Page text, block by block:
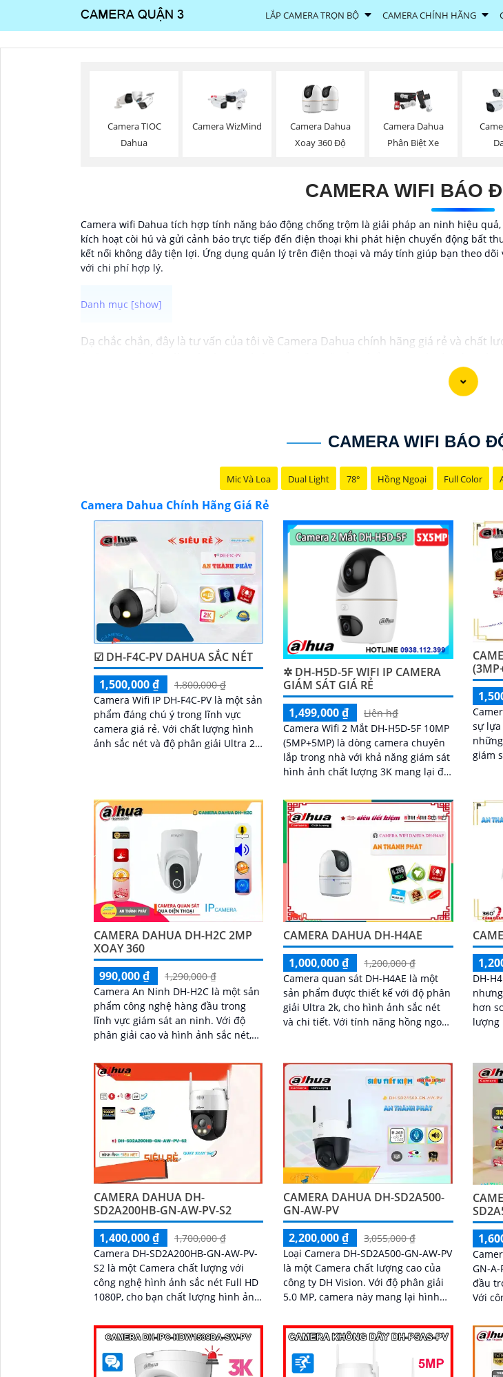
LẮP CAMERA TRỌN BỘ CAMERA CHÍNH HÃNG
Camera TIOC
Dahua
Camera WizMind
Camera Dahua
Xoay 360 Độ
Camera Dahua
Phân Biệt Xe
CAMERA WIFI BÁO
Camera wifi Dahua tích hợp tính năng báo động chống trộm là giải pháp an ninh hiệu
kích hoạt còi hú và gửi cảnh báo trực tiếp đến điện thoại khi phát hiện chuyển động bất
kết nối không dây tiện lợi. Ứng dụng quản lý trên điện thoại và máy tính giúp bạn theo
với chi phí hợp lý.
Dạ chắc chắn, đây là tư vấn của tôi về Camera Dahua chính hãng giá rẻ và chất
nên mua từ các cửa hàng uy tín hoặc các đại lý chính thức của Dahua.☄️3:
Mức
Chất lượng của Camera
Hy vọng rằng những thông tin trên sẽ giúp bạn chọn lựa được Camera Dahua
CAMERA WIFI BÁO
Mic Và Loa Dual Light 78° Hồng Ngoại Full Color
Camera Dahua Chính Hãng Giá Rẻ
☑ DH-F4C-PV DAHUA SẮC NÉT
1,500,000 ₫
1,800,000 ₫
Camera Wifi IP DH-F4C-PV là một sản
phẩm đáng chú ý trong lĩnh vực
camera giá rẻ. Với chất lượng hình
ảnh sắc nét và độ phân giải Ultra 2k,
✲ DH-H5D-5F WIFI IP CAMERA
GIÁM SÁT GIÁ RẺ
1,499,000 ₫
Liên h₫
Camera Wifi 2 Mắt DH-H5D-5F 10MP
(5MP+5MP) là dòng camera chuyên
lắp trong nhà với khả năng giám sát
hình ảnh chất lượng 3K mang lại độ
màu sắc chân thực. Camera wifi DH-
H5D-5F còn giúp đảm bảo an ninh
hiệu quả với tính năng phát hiện
người và thú cưng với độ chính xác
sự
giám
2MP
nét,
hợp
khả
vật
CAMERA DAHUA DH-H2C 2MP
XOAY 360
990,000 ₫
1,290,000 ₫
Camera An Ninh DH-H2C là một sản
phẩm công nghệ hàng đầu trong
lĩnh vực giám sát an ninh. Với độ
phân giải cao và hình ảnh sắc nét,
góc độ và ghi lại mọi diễn biến trong
khu vực được bảo vệ
CAMERA DAHUA DH-H4AE
1,000,000 ₫
1,200,000 ₫
Camera quan sát DH-H4AE là một
sản phẩm được thiết kế với độ phân
giải Ultra 2k, cho hình ảnh sắc nét
và chi tiết. Với tính năng hồng ngoại
cách lên đến 10m
DH-
hơn so
lượng
trong
CAMERA DAHUA DH-
SD2A200HB-GN-AW-PV-S2
1,400,000 ₫
1,700,000 ₫
Camera DH-SD2A200HB-GN-AW-PV-
S2 là một Camera chất lượng với
công nghệ hình ảnh sắc nét Full HD
1080P, cho bạn chất lượng hình ảnh
Ấn tượng ơn với những thông số là
camera này có khả năng hiển thị
hình ảnh màu sắc đầy đủ trong
khoảng cách 30m vào ban đêm
CAMERA DAHUA DH-SD2A500-
GN-AW-PV
2,200,000 ₫
3,055,000 ₫
Loại Camera DH-SD2A500-GN-AW-PV
là một Camera chất lượng cao của
công ty DH Vision. Với độ phân giải
5.0 MP, camera này mang lại hình
GN-
đầu
Với
phép
tự
30m